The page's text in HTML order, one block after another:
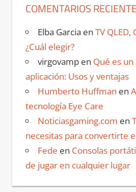
COMENTARIOS
Elba Garcia en TV QLED,
¿Cuál elegir?
virgovampen Qué es un
aplicación: Usos y ventajas
Humberto Huffman en
tecnología Eye Care
Noticiasgaming.com en
necesitas para convertirte
Fede en Consolas
de jugar en cualquier lugar